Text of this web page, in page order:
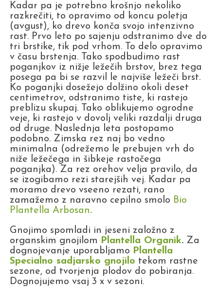
Kadar pa je potrebno krošnjo nekoliko
razkrečiti, to opravimo od koncu poletja
(avgust), ko drevo konča svojo intenzivno
rast. Prvo leto po sajenju odstranimo dve do
tri brstike, tik pod vrhom. To delo opravimo
v času brstenja. Tako spodbudimo rast
poganjkov iz nižje ležečih brstov, brez tega
posega pa bi se razvil le najviše ležeči brst.
Ko poganjki dosežejo dolžino okoli deset
centimetrov, odstranimo tiste, ki rastejo
preblizu skupaj. Tako oblikujemo ogrodne
veje, ki rastejo v dovolj veliki razdalji druga
od druge. Naslednja leta postopamo
podobno. Zimska rez naj bo vedno
minimalna (odrežemo le prebujen vrh do
niže ležečega in šibkeje rastočega
poganjka). Za rez orehov velja pravilo, da
se izogibamo rezi starejših vej. Kadar pa
moramo drevo vseeno rezati, rano
zamažemo z naravno cepilno smolo Bio
Plantella Arbosan.
Gnojimo spomladi in jeseni založno z
organskim gnojilom Plantella Organik. Za
dognojevanje uporabljamo Plantella
Specialno sadjarsko gnojilo tekom rastne
sezone, od tvorjenja plodov do pobiranja.
Dognojujemo vsaj 3 x v sezoni.